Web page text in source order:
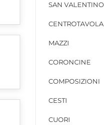
SAN VALENTINO
CENTROTAVOLA
MAZZI
CORONCINE
COMPOSIZIONI
CESTI
CUORI